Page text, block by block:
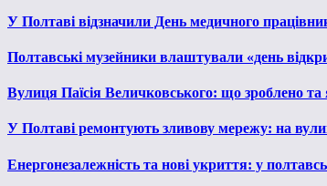
У Полтаві відзначили День медичного
Полтавські музейники влаштували «день
Вулиця Паїсія Величковського: що зроблено та
У Полтаві ремонтують зливову мережу: на
Енергонезалежність та нові укриття: у